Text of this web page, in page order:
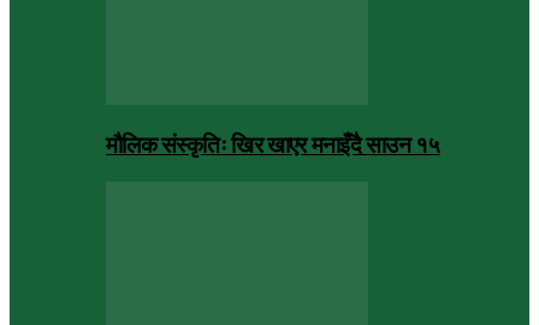
मौलिक संस्कृतिः खिर खाएर मनाइँदै साउन १५